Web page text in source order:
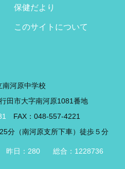
保健だより
このサイトについて
南河原中学校
田市大字南河原1081番地
FAX：048-557-4221
分（南河原支所下車）徒歩５分